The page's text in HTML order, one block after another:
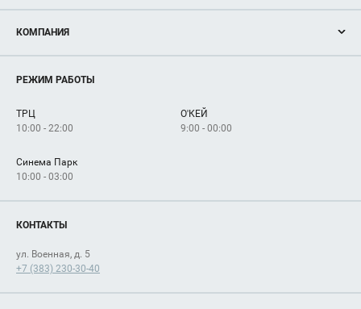
Новости
Магазины
Услуги
КОМПАНИЯ
Рекламодателям
Как добраться
РЕЖИМ РАБОТЫ
ТРЦ
10:00 - 22:00
О'КЕЙ
9:00 - 00:00
Синема Парк
10:00 - 03:00
КОНТАКТЫ
ул. Военная, д. 5
+7 (383) 230-30-40